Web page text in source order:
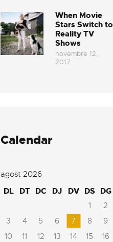
When Movie
Stars Switch to
Reality TV
Shows
novembre 12,
2017
Calendar
agost 2026
DL DT DC DJ DV DS DG
1
2
3
4 5 6 7 8
9
10
11 12 13 14 15
16